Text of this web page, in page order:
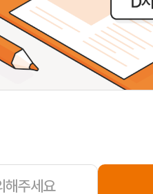
보험나이 27세
보험나이 59세